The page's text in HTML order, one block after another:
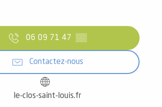
06 09 71 47 ▒▒
Contactez-nous
le-clos-saint-louis.fr